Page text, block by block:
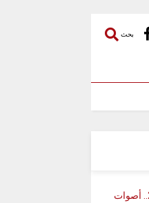
بحث
محاولات لتسييس مونديال 2030.. أصوات